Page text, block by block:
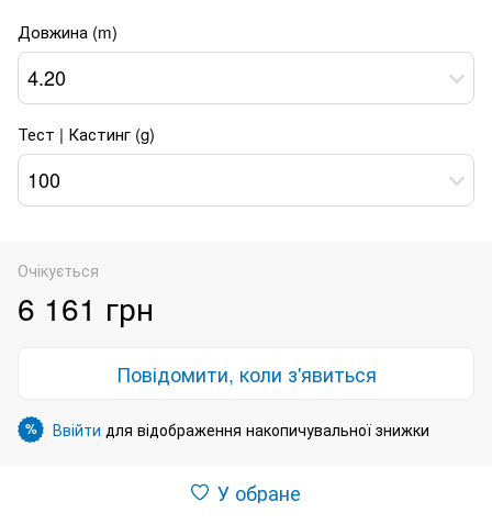
Довжина (m)
4.20
Тест | Кастинг (g)
100
Очікується
6 161 грн
Повідомити, коли з'явиться
% Ввійти для відображення накопичувальної знижки
У обране